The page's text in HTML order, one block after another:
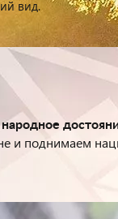
вид.
народное
и поднимаем